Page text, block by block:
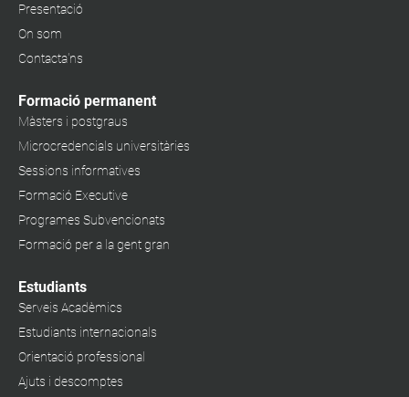
Presentació
On som
Contacta'ns
Formació permanent
Màsters i postgraus
Microcredencials universitàries
Sessions informatives
Formació Executive
Programes Subvencionats
Formació per a la gent gran
Estudiants
Serveis Acadèmics
Estudiants internacionals
Orientació professional
Ajuts i descomptes